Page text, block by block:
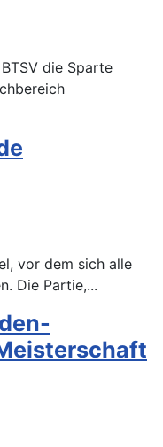
die Sparte
vor dem sich alle
Die Partie,...